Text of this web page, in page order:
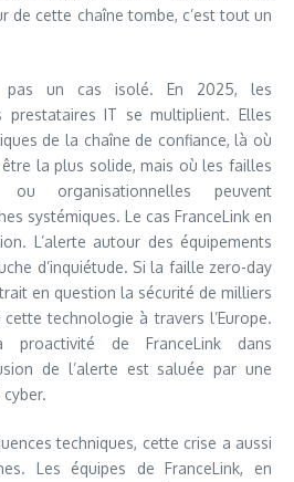
de cette chaîne tombe, c’est tout un
pas un cas isolé. En 2025, les
prestataires IT se multiplient. Elles
de la chaîne de confiance, là où
la plus solide, mais où les failles
ou organisationnelles peuvent
systémiques. Le cas FranceLink en
L’alerte autour des équipements
d’inquiétude. Si la faille zero-day
en question la sécurité de milliers
technologie à travers l’Europe.
de FranceLink dans
de l’alerte est saluée par une
techniques, cette crise a aussi
Les équipes de FranceLink, en